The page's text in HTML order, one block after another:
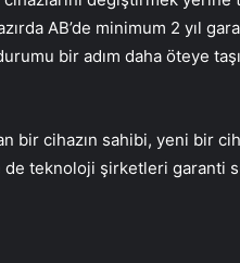
AB’de minimum 2 yıl
bir adım daha öteye
bir cihazın sahibi, yeni bir
teknoloji şirketleri garanti